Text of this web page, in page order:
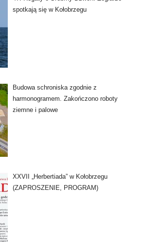
spotkają się w Kołobrzegu
Budowa schroniska zgodnie z
harmonogramem. Zakończono roboty
ziemne i palowe
XXVII „Herbertiada” w Kołobrzegu
(ZAPROSZENIE, PROGRAM)